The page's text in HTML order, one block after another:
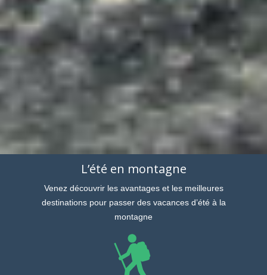
L’été en montagne
Venez découvrir les avantages et les meilleures
destinations pour passer des vacances d’été à la
montagne